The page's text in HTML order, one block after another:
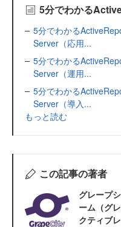
5分でわかる
5分でわかる
Server（応用...
5分でわかる
Server（運用...
5分でわかる
Server（導入...
もっと読む
この記事の著者
グレープ
ーム（グ
クティブ